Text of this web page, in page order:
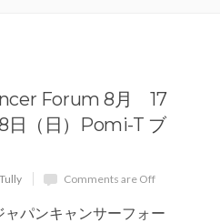
Forum 8月 17
日（日）Pomi-T ブ
Comments are Off
ャパンキャンサーフォー